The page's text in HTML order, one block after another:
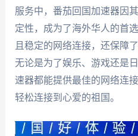
服务中，番茄回国加速器因
定性，成为了海外华人的首
且稳定的网络连接，还保障
无论是为了娱乐、游戏还是
速器都能提供最佳的网络连
轻松连接到心爱的祖国。